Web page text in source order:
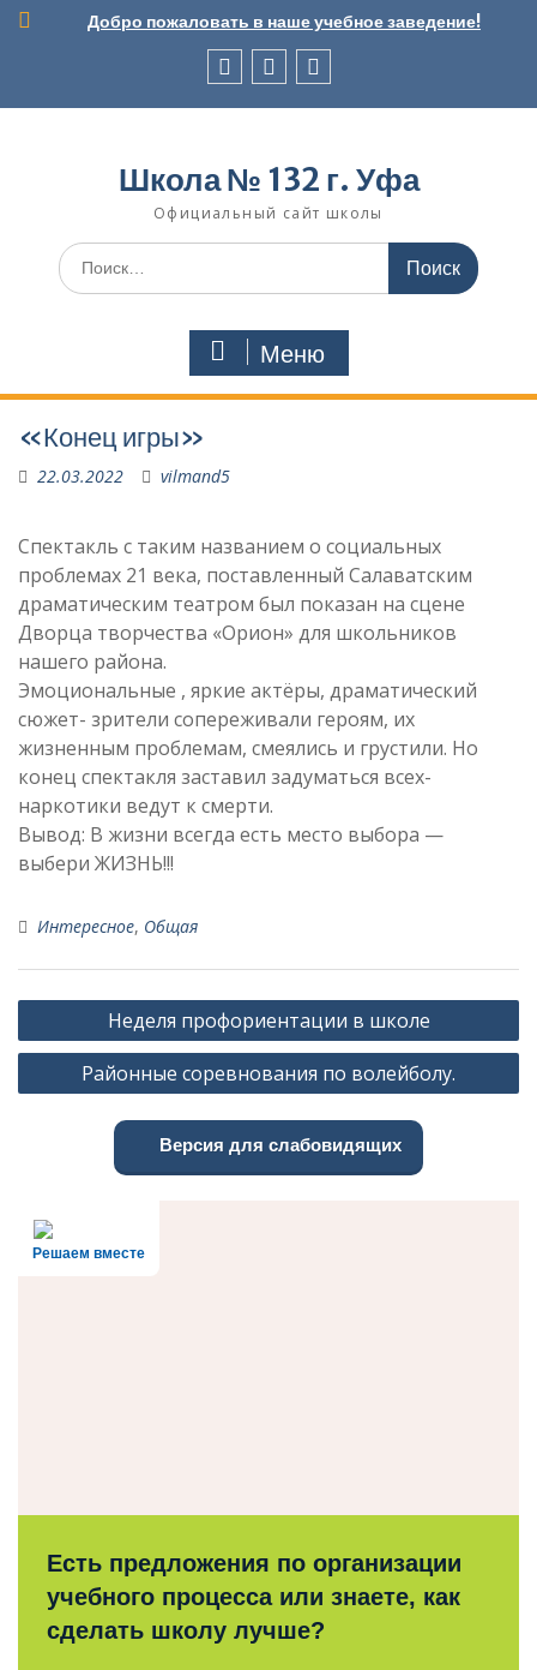
Перейти
Добро пожаловать в наше учебное заведение!
Школа № 132 г. Уфа
Официальный сайт школы
Поиск
по:
Меню
«Конец игры»
22.03.2022 vilmand5
Спектакль с таким названием о социальных
проблемах 21 века, поставленный Салаватским
драматическим театром был показан на сцене
Дворца творчества «Орион» для школьников
нашего района.
Эмоциональные , яркие актёры, драматический
сюжет- зрители сопереживали героям, их
жизненным проблемам, смеялись и грустили. Но
конец спектакля заставил задуматься всех-
наркотики ведут к смерти.
Вывод: В жизни всегда есть место выбора —
выбери ЖИЗНЬ!!!
Интересное, Общая
Навигация
по
записям
Неделя профориентации в школе
Районные соревнования по волейболу.
Версия для слабовидящих
Решаем вместе
Есть предложения по организации
учебного процесса или знаете, как
сделать школу лучше?